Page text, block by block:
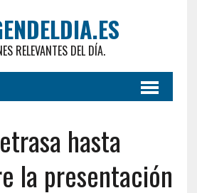
RELEVANTES DEL DÍA.
hasta
la presentación